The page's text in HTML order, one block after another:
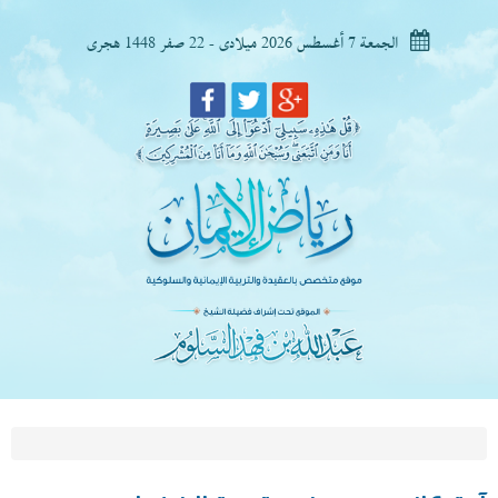
الجمعة 7 أغسطس 2026 ميلادى - 22 صفر 1448 هجرى